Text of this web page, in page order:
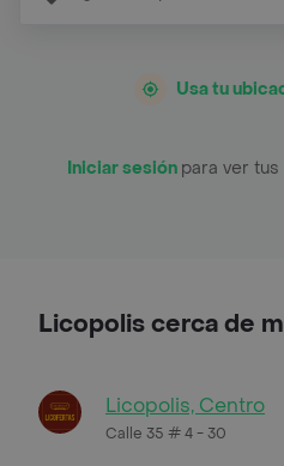
Usa tu
Iniciar sesión para ver
Licopolis cerca de
Licopolis, Centro
Calle 35 # 4 - 30